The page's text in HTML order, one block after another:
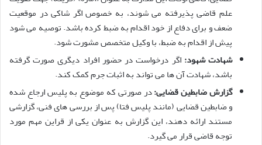
علم قاضی پذیرفته می شوند، به خصوص اگر شاکی در موقعیت
ضعف و برای دفاع از خود اقدام به ضبط کرده باشد. توصیه می شود
پیش از اقدام به ضبط، با وکیل متخصص مشورت شود.
شهادت شهود: اگر درخواست در حضور افراد دیگری صورت گرفته
باشد، شهادت آن ها می تواند به اثبات جرم کمک کند.
گزارش ضابطین قضایی:در صورتی که موضوع به پلیس ارجاع شده
و ضابطین قضایی (مانند پلیس فتا) پس از بررسی های فنی، گزارشی
مستند ارائه دهند، این گزارش به عنوان یکی از قراین مهم مورد
توجه قاضی قرار می گیرد.